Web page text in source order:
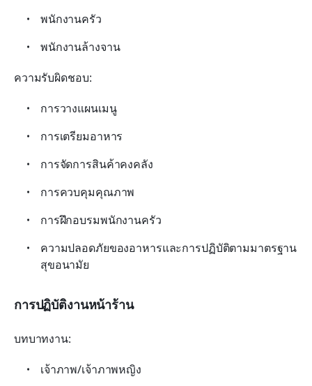
พนักงานครัว
พนักงานล้างจาน
ความรับผิดชอบ:
การวางแผนเมนู
การเตรียมอาหาร
การจัดการสินค้าคงคลัง
การควบคุมคุณภาพ
การฝึกอบรมพนักงานครัว
ความปลอดภัยของอาหารและการปฏิบัติตามมาตรฐาน
สุขอนามัย
การปฏิบัติงานหน้าร้าน
บทบาทงาน:
เจ้าภาพ/เจ้าภาพหญิง